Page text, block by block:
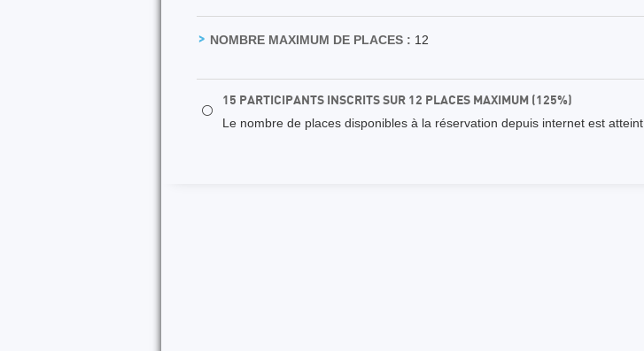
NOMBRE MAXIMUM DE PLACES : 12
⚪
15 PARTICIPANTS INSCRITS SUR 12 PLACES MAXIMUM (125%)
Le nombre de places disponibles à la réservation depuis internet est atteint.